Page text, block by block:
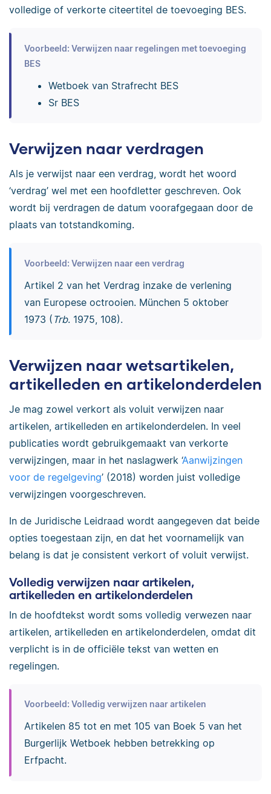
volledige of verkorte citeertitel de toevoeging BES.
Voorbeeld: Verwijzen naar regelingen met toevoeging
BES
Wetboek van Strafrecht BES
Sr BES
Verwijzen naar verdragen
Als je verwijst naar een verdrag, wordt het woord
‘verdrag’ wel met een hoofdletter geschreven. Ook
wordt bij verdragen de datum voorafgegaan door de
plaats van totstandkoming.
Voorbeeld: Verwijzen naar een verdrag
Artikel 2 van het Verdrag inzake de verlening
van Europese octrooien. München 5 oktober
1973 ( Trb. 1975, 108).
Verwijzen naar wetsartikelen,
artikelleden en artikelonderdelen
Je mag zowel verkort als voluit verwijzen naar
artikelen, artikelleden en artikelonderdelen. In veel
publicaties wordt gebruikgemaakt van verkorte
verwijzingen, maar in het naslagwerk ‘Aanwijzingen
voor de regelgeving’ (2018) worden juist volledige
verwijzingen voorgeschreven.
In de Juridische Leidraad wordt aangegeven dat beide
opties toegestaan zijn, en dat het voornamelijk van
belang is dat je consistent verkort of voluit verwijst.
Volledig verwijzen naar artikelen,
artikelleden en artikelonderdelen
In de hoofdtekst wordt soms volledig verwezen naar
artikelen, artikelleden en artikelonderdelen, omdat dit
verplicht is in de officiële tekst van wetten en
regelingen.
Voorbeeld: Volledig verwijzen naar artikelen
Artikelen 85 tot en met 105 van Boek 5 van het
Burgerlijk Wetboek hebben betrekking op
Erfpacht.